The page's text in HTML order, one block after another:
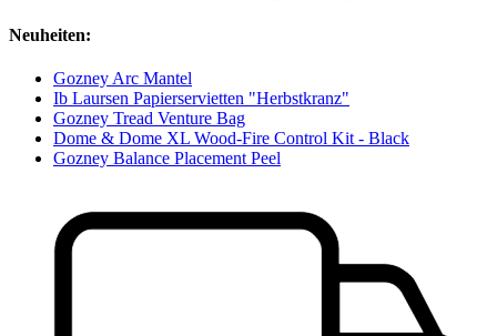
Neuheiten:
Gozney Arc Mantel
Ib Laursen Papierservietten "Herbstkranz"
Gozney Tread Venture Bag
Dome & Dome XL Wood-Fire Control Kit - Black
Gozney Balance Placement Peel